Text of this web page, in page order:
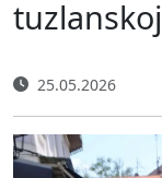
25.05.2026